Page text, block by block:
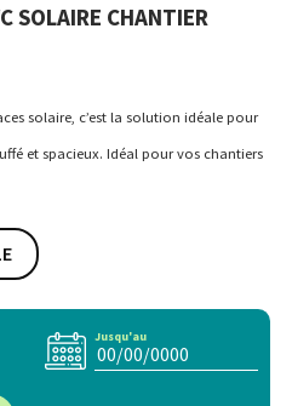
SOLAIRE CHANTIER
solaire, c’est la solution idéale pour
et spacieux. Idéal pour vos chantiers
Jusqu'au